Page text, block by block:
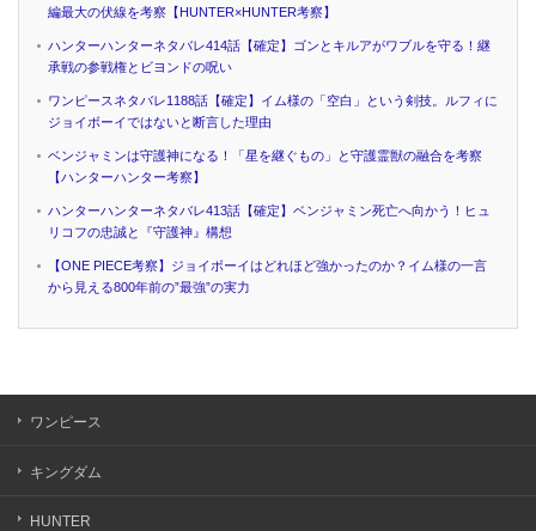
編最大の伏線を考察【HUNTER×HUNTER考察】
ハンターハンターネタバレ414話【確定】ゴンとキルアがワブルを守る！継
承戦の参戦権とビヨンドの呪い
ワンピースネタバレ1188話【確定】イム様の「空白」という剣技。ルフィに
ジョイボーイではないと断言した理由
ベンジャミンは守護神になる！「星を継ぐもの」と守護霊獣の融合を考察
【ハンターハンター考察】
ハンターハンターネタバレ413話【確定】ベンジャミン死亡へ向かう！ヒュ
リコフの忠誠と『守護神』構想
【ONE PIECE考察】ジョイボーイはどれほど強かったのか？イム様の一言
から見える800年前の”最強”の実力
ワンピース
キングダム
HUNTER